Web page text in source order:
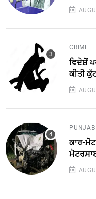
CRIME
ਵਿਦੇਸ਼ੋਂ
ਕੀਤੀ
PUNJAB
ਕਾਰ-